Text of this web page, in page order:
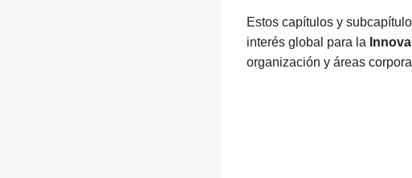
Estos capítulos y
interés global para la
organización y áreas